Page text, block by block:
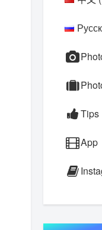
Tips
App